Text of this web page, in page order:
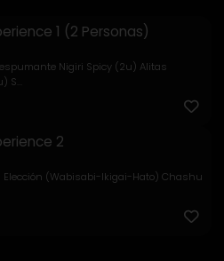
1 (2 Personas)
Nigiri Spicy (2u) Alitas
2
Elección (Wabisabi-Ikigai-Hato) Chashu